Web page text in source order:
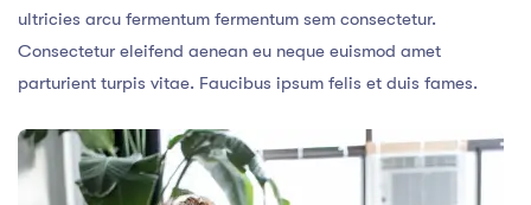
ultricies arcu fermentum fermentum sem consectetur.
Consectetur eleifend aenean eu neque euismod amet
parturient turpis vitae. Faucibus ipsum felis et duis fames.